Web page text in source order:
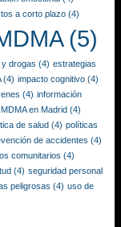
a corto plazo (4)
(5)
drogas (4) estrategias
(4) impacto cognitivo (4)
(4) información
MDMA en Madrid (4)
de salud (4) políticas
de accidentes (4)
comunitarios (4)
(4) seguridad personal
peligrosas (4) uso de